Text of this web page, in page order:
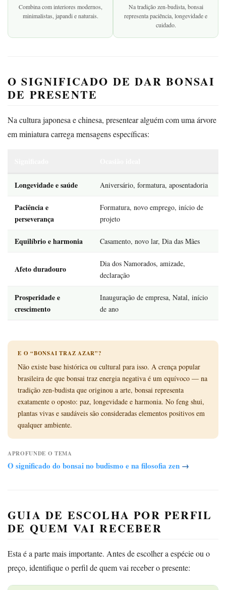
Combina com interiores modernos,
minimalistas, japandi e naturais.
Na tradição zen-budista, bonsai
representa paciência, longevidade e
cuidado.
O SIGNIFICADO DE DAR BONSAI
DE PRESENTE
Na cultura japonesa e chinesa, presentear alguém com uma árvore
em miniatura carrega mensagens específicas:
Longevidade e saúde Aniversário, formatura, aposentadoria
Paciência e
perseverança
Formatura, novo emprego, início de
projeto
Equilíbrio e harmonia Casamento, novo lar, Dia das Mães
Afeto duradouro
Dia dos Namorados, amizade,
declaração
Prosperidade e
crescimento
Inauguração de empresa, Natal, início
de ano
E O “BONSAI TRAZ AZAR”?
Não existe base histórica ou cultural para isso. A crença popular
brasileira de que bonsai traz energia negativa é um equívoco — na
tradição zen-budista que originou a arte, bonsai representa
exatamente o oposto: paz, longevidade e harmonia. No feng shui,
plantas vivas e saudáveis são consideradas elementos positivos em
qualquer ambiente.
APROFUNDE O TEMA
O significado do bonsai no budismo e na filosofia zen →
GUIA DE ESCOLHA POR PERFIL
DE QUEM VAI RECEBER
Esta é a parte mais importante. Antes de escolher a espécie ou o
preço, identifique o perfil de quem vai receber o presente: